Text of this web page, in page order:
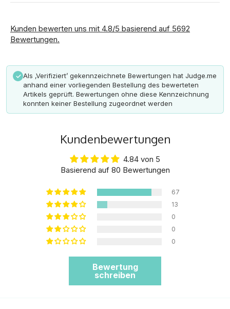
Kunden bewerten uns mit 4.8/5 basierend auf 5692
Bewertungen.
✓ Als ‚Verifiziert’ gekennzeichnete Bewertungen hat Judge.me
anhand einer vorliegenden Bestellung des bewerteten
Artikels geprüft. Bewertungen ohne diese Kennzeichnung
konnten keiner Bestellung zugeordnet werden
Kundenbewertungen
4.84 von 5
Basierend auf 80 Bewertungen
67
13
0
0
0
Bewertung
schreiben